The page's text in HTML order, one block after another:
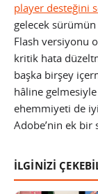
player desteğini
gelecek
Flash versiyonu
kritik hata
başka birşey
hâline
ehemmiyeti de
Adobe’nin ek bir
İLGİNİZİ